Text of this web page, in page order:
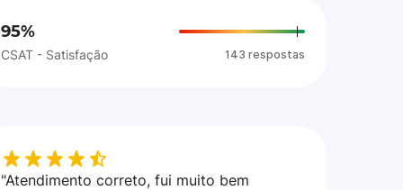
95%
CSAT - Satisfação 143 respostas
"Atendimento correto, fui muito bem